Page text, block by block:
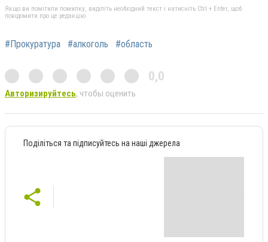
Якщо ви помітили помилку, виділіть необхідний текст і натисніть Ctrl + Enter, щоб
повідомити про це редакцію
#Прокуратура #алкоголь #область
0,0
Авторизируйтесь, чтобы оценить
Поділіться та підписуйтесь на наші джерела